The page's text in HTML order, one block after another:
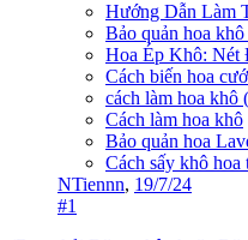
Hướng Dẫn Làm
Bảo quản hoa khô
Hoa Ép Khô: Nét
Cách biến hoa
cách làm hoa khô
Cách làm hoa khô
Bảo quản hoa
Cách sấy khô hoa
NTiennn, 19/7/24
#1